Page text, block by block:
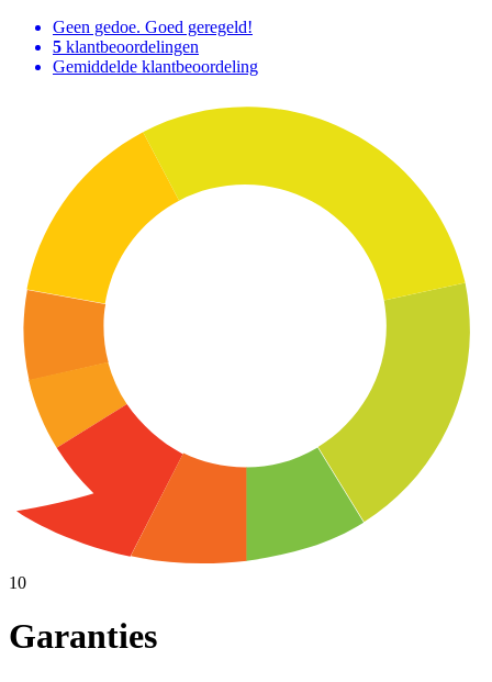
Geen gedoe. Goed geregeld!
5 klantbeoordelingen
Gemiddelde klantbeoordeling
10
Garanties